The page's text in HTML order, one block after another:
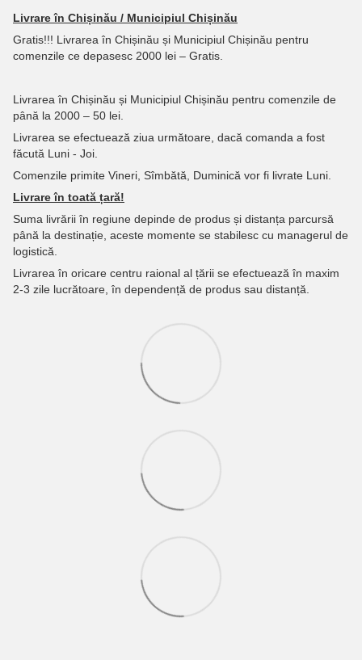
Livrare în Chișinău / Municipiul Chișinău
Gratis!!! Livrarea în Chișinău și Municipiul Chișinău pentru
comenzile ce depasesc 2000 lei – Gratis.
Livrarea în Chișinău și Municipiul Chișinău pentru comenzile de
până la 2000 – 50 lei.
Livrarea se efectuează ziua următoare, dacă comanda a fost
făcută Luni - Joi.
Comenzile primite Vineri, Sîmbătă, Duminică vor fi livrate Luni.
Livrare în toată țară!
Suma livrării în regiune depinde de produs și distanța parcursă
până la destinație, aceste momente se stabilesc cu managerul de
logistică.
Livrarea în oricare centru raional al țării se efectuează în maxim
2-3 zile lucrătoare, în dependență de produs sau distanță.